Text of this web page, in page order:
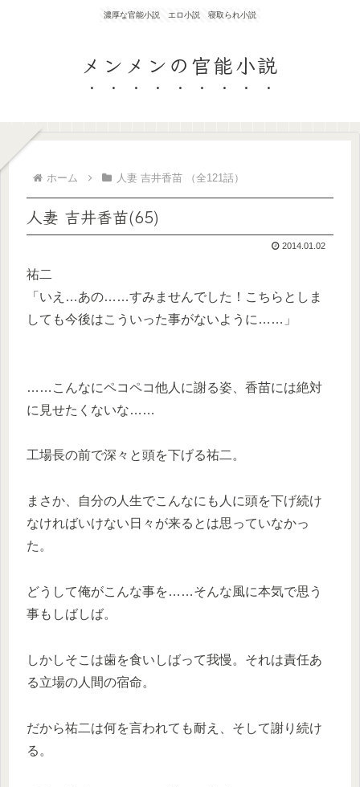
濃厚な官能小説 エロ小説 寝取られ小説
メンメンの官能小説
ホーム 人妻 吉井香苗 （全121話）
人妻 吉井香苗(65)
2014.01.02
祐二
「いえ…あの……すみませんでした！こちらとしま
しても今後はこういった事がないように……」
……こんなにペコペコ他人に謝る姿、香苗には絶対
に見せたくないな……
工場長の前で深々と頭を下げる祐二。
まさか、自分の人生でこんなにも人に頭を下げ続け
なければいけない日々が来るとは思っていなかっ
た。
どうして俺がこんな事を……そんな風に本気で思う
事もしばしば。
しかしそこは歯を食いしばって我慢。それは責任あ
る立場の人間の宿命。
だから祐二は何を言われても耐え、そして謝り続け
る。